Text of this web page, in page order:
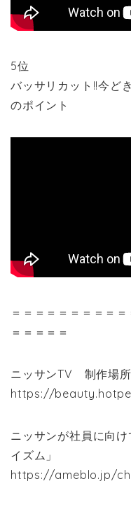
5位
バッサリカット!!今ど
のポイント
＝＝＝＝＝＝＝＝＝
＝＝＝＝＝
ニッサンTV 制作場
https://
ニッサンが社員に向
イズム」
https://ameblo.jp/